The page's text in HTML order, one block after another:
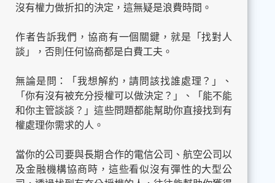
沒有權力做折扣的決定，這無疑是浪費時間。
作者告訴我們，協商有一個關鍵，就是「找對人
談」，否則任何協商都是白費工夫。
無論是問：「我想解約，請問該找誰處理？」、
「你有沒有被充分授權可以做決定？」、「能不能
和你主管談談？」這些問題都能幫助你直接找到有
權處理你需求的人。
當你的公司要與長期合作的電信公司、航空公司以
及金融機構協商時，這些看似沒有彈性的大型公